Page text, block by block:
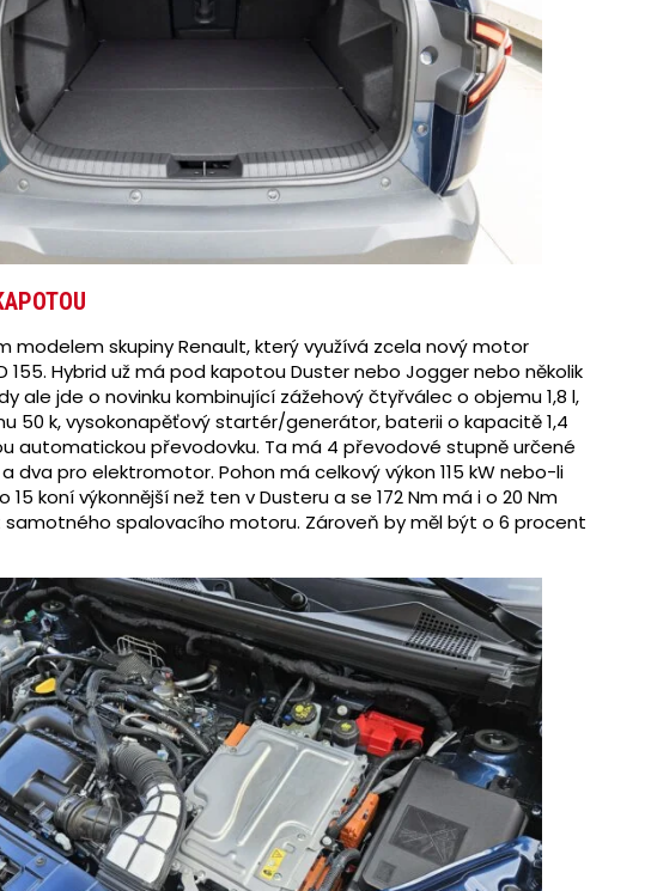
modelem skupiny Renault, který využívá zcela nový motor
155. Hybrid už má pod kapotou Duster nebo Jogger nebo několik
ale jde o novinku kombinující zážehový čtyřválec o objemu 1,8 l,
50 k, vysokonapěťový startér/generátor, baterii o kapacitě 1,4
automatickou převodovku. Ta má 4 převodové stupně určené
dva pro elektromotor. Pohon má celkový výkon 115 kW nebo-li
15 koní výkonnější než ten v Dusteru a se 172 Nm má i o 20 Nm
spalovacího motoru. Zároveň by měl být o 6 procent